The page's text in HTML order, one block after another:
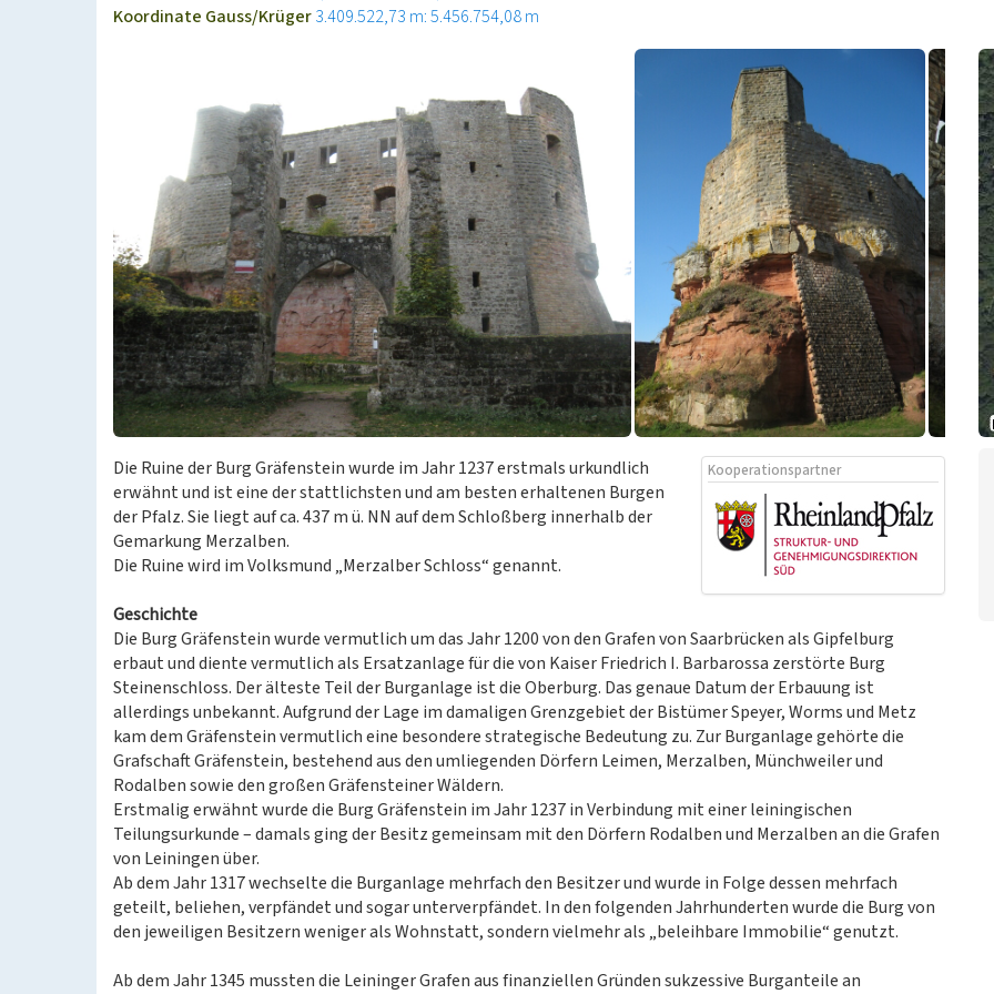
Koordinate Gauss/Krüger3.409.522,73 m: 5.456.754,08 m
Kooperationspartner
Die Ruine der Burg Gräfenstein wurde im Jahr 1237 erstmals urkundlich
erwähnt und ist eine der stattlichsten und am besten erhaltenen Burgen
der Pfalz. Sie liegt auf ca. 437 m ü. NN auf dem Schloßberg innerhalb der
Gemarkung Merzalben.
Die Ruine wird im Volksmund „Merzalber Schloss“ genannt.
Geschichte
Die Burg Gräfenstein wurde vermutlich um das Jahr 1200 von den Grafen von Saarbrücken als Gipfelburg
erbaut und diente vermutlich als Ersatzanlage für die von Kaiser Friedrich I. Barbarossa zerstörte Burg
Steinenschloss. Der älteste Teil der Burganlage ist die Oberburg. Das genaue Datum der Erbauung ist
allerdings unbekannt. Aufgrund der Lage im damaligen Grenzgebiet der Bistümer Speyer, Worms und Metz
kam dem Gräfenstein vermutlich eine besondere strategische Bedeutung zu. Zur Burganlage gehörte die
Grafschaft Gräfenstein, bestehend aus den umliegenden Dörfern Leimen, Merzalben, Münchweiler und
Rodalben sowie den großen Gräfensteiner Wäldern.
Erstmalig erwähnt wurde die Burg Gräfenstein im Jahr 1237 in Verbindung mit einer leiningischen
Teilungsurkunde – damals ging der Besitz gemeinsam mit den Dörfern Rodalben und Merzalben an die Grafen
von Leiningen über.
Ab dem Jahr 1317 wechselte die Burganlage mehrfach den Besitzer und wurde in Folge dessen mehrfach
geteilt, beliehen, verpfändet und sogar unterverpfändet. In den folgenden Jahrhunderten wurde die Burg von
den jeweiligen Besitzern weniger als Wohnstatt, sondern vielmehr als „beleihbare Immobilie“ genutzt.
Ab dem Jahr 1345 mussten die Leininger Grafen aus finanziellen Gründen sukzessive Burganteile an